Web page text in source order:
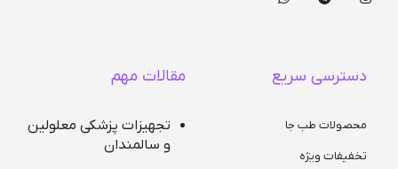
دسترسی سریع
محصولات طب جا
تخفیفات ویژه
مقالات مهم
تجهیزات پزشکی معلولین
و سالمندان